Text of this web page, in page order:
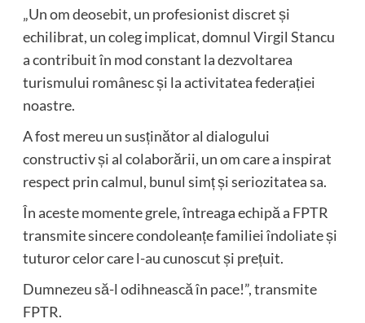
„Un om deosebit, un profesionist discret și
echilibrat, un coleg implicat, domnul Virgil Stancu
a contribuit în mod constant la dezvoltarea
turismului românesc și la activitatea federației
noastre.
A fost mereu un susținător al dialogului
constructiv și al colaborării, un om care a inspirat
respect prin calmul, bunul simț și seriozitatea sa.
În aceste momente grele, întreaga echipă a FPTR
transmite sincere condoleanțe familiei îndoliate și
tuturor celor care l-au cunoscut și prețuit.
Dumnezeu să-l odihnească în pace!”, transmite
FPTR.